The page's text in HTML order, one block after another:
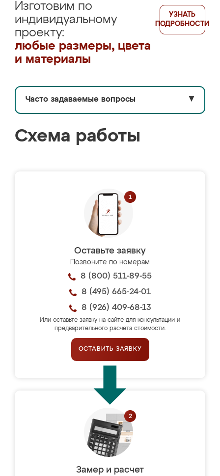
Изготовим по
индивидуальному
проекту:
любые размеры, цвета
и материалы
УЗНАТЬ
ПОДРОБНОСТИ
Часто задаваемые вопросы ▼
Схема работы
Оставьте заявку
Позвоните по номерам
8 (800) 511-89-55
8 (495) 665-24-01
8 (926) 409-68-13
Или оставьте заявку на сайте для консультации и
предварительного расчёта стоимости.
ОСТАВИТЬ ЗАЯВКУ
Замер и расчет